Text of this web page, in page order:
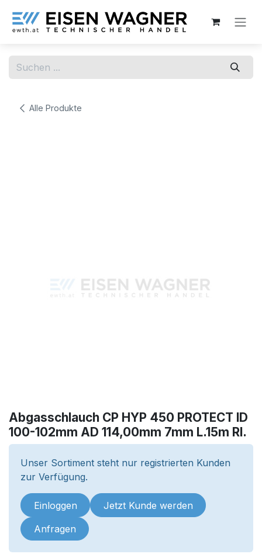
Alle Produkte
Abgasschlauch CP HYP 450 PROTECT ID
100-102mm AD 114,00mm 7mm L.15m Rl.
Unser Sortiment steht nur registrierten Kunden
zur Verfügung.
Einloggen Jetzt Kunde werden
Anfragen